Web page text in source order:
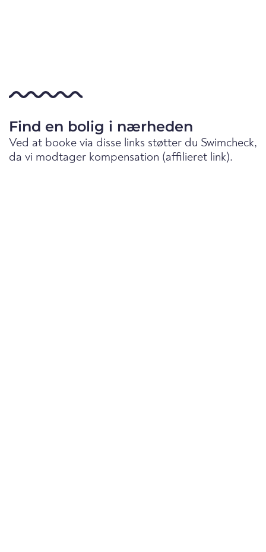
Find en bolig i nærheden
Ved at booke via disse links støtter du Swimcheck,
da vi modtager kompensation (affilieret link).